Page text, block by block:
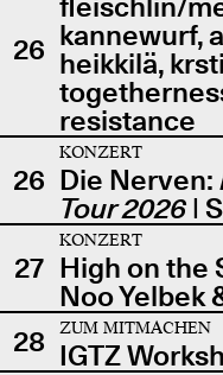
26 kannewurf,
heikkilä,
resistance
26
KONZERT
Die Nerven:
Tour 2026|
27
KONZERT
High on the
Noo Yelbek
28
ZUM MITMACHEN
IGTZ